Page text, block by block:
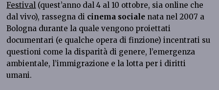
Festival (quest’anno dal 4 al 10 ottobre, sia online che
dal vivo), rassegna di cinema sociale nata nel 2007 a
Bologna durante la quale vengono proiettati
documentari (e qualche opera di finzione) incentrati su
questioni come la disparità di genere, l’emergenza
ambientale, l’immigrazione e la lotta per i diritti
umani.